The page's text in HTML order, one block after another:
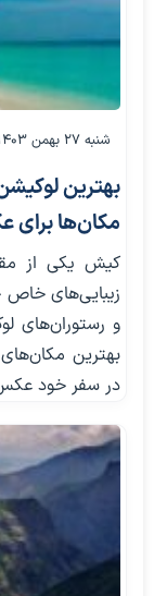
شنبه ۲۷ بهمن ۱۴۰۳
بهترین
مکان‌ها
کیش یکی از
زیبایی‌های خاص
و رستوران‌های
بهترین
در سفر خود